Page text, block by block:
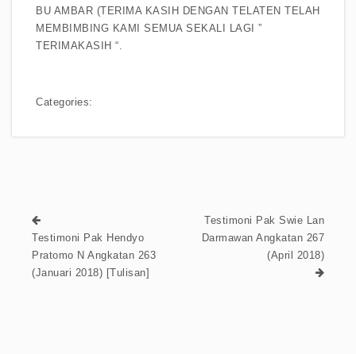
BU AMBAR (TERIMA KASIH DENGAN TELATEN TELAH
MEMBIMBING KAMI SEMUA SEKALI LAGI ”
TERIMAKASIH “.
Categories:
Testimoni Pak Hendyo
Pratomo N Angkatan 263
(Januari 2018) [Tulisan]
Testimoni Pak Swie Lan
Darmawan Angkatan 267
(April 2018)